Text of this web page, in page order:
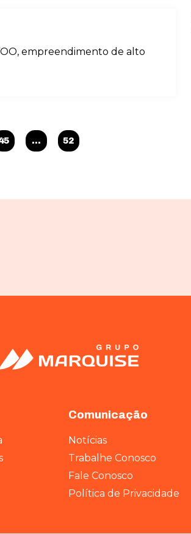
empreendimento de alto
… 52
Comunicação
Notícias
Trabalhe Conosco
Fale Conosco
Política de Privacidade